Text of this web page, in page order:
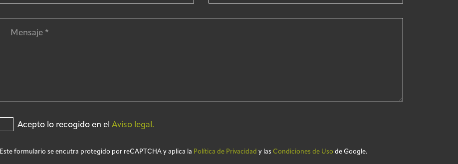
Acepto lo recogido en elAviso legal.
Este formulario se encutra protegido por reCAPTCHA y aplica la Política de Privacidad y las Condiciones de Uso de Google.